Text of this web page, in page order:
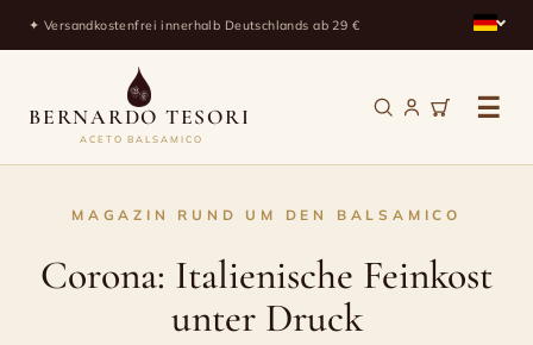
✦ Versandkostenfrei innerhalb Deutschlands ab 29 €
BERNARDO TESORI
ACETO BALSAMICO
☰
Italienische
Feinkost
MAGAZIN RUND UM DEN BALSAMICO
Corona: Italienische Feinkost
unter Druck